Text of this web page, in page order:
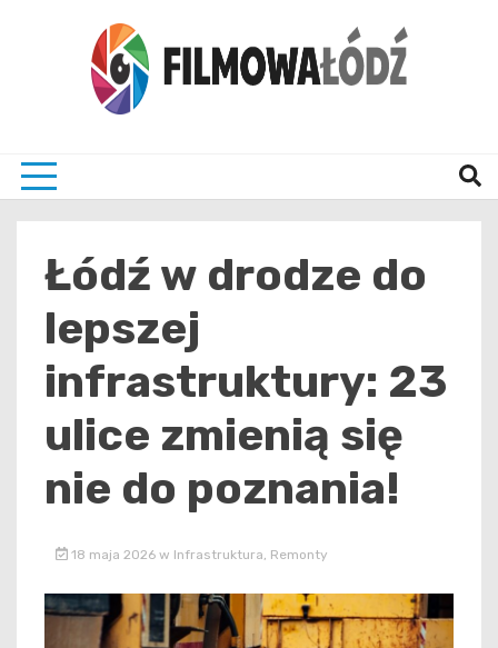
Łódź w drodze do
lepszej
infrastruktury: 23
ulice zmienią się
nie do poznania!
18 maja 2026 w Infrastruktura Remonty